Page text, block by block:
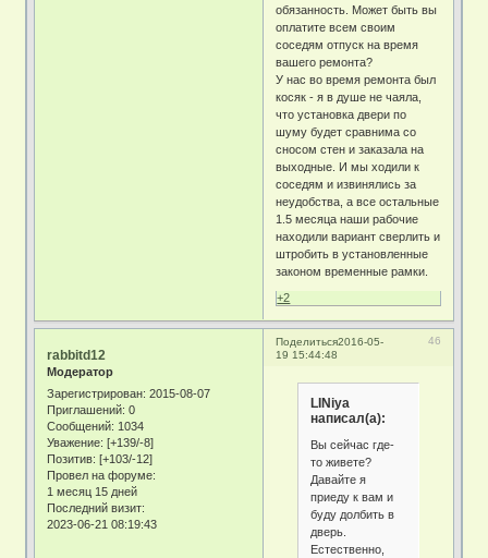
обязанность. Может быть вы
оплатите всем своим
соседям отпуск на время
вашего ремонта?
У нас во время ремонта был
косяк - я в душе не чаяла,
что установка двери по
шуму будет сравнима со
сносом стен и заказала на
выходные. И мы ходили к
соседям и извинялись за
неудобства, а все остальные
1.5 месяца наши рабочие
находили вариант сверлить и
штробить в установленные
законом временные рамки.
+2
Поделиться 46
2016-05-
19 15:44:48
rabbitd12
Модератор
Зарегистрирован: 2015-08-07
Приглашений: 0
Сообщений: 1034
Уважение: [+139/-8]
Позитив: [+103/-12]
Провел на форуме:
1 месяц 15 дней
Последний визит:
2023-06-21 08:19:43
LINiya
написал(а):
Вы сейчас где-
то живете?
Давайте я
приеду к вам и
буду долбить в
дверь.
Естественно,